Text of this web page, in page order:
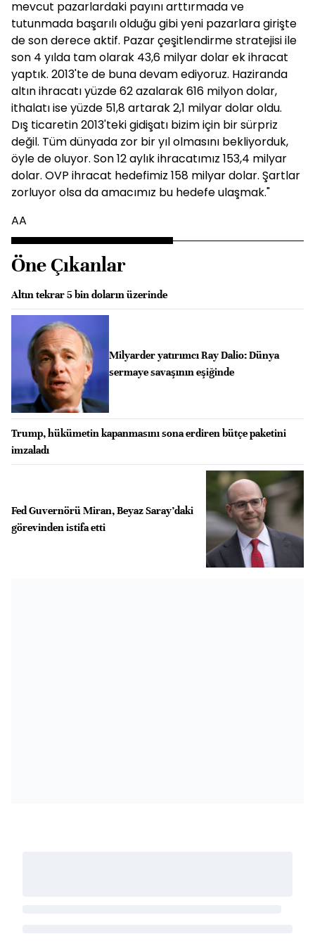
mevcut pazarlardaki payını arttırmada ve
tutunmada başarılı olduğu gibi yeni pazarlara girişte
de son derece aktif. Pazar çeşitlendirme stratejisi ile
son 4 yılda tam olarak 43,6 milyar dolar ek ihracat
yaptık. 2013'te de buna devam ediyoruz. Haziranda
altın ihracatı yüzde 62 azalarak 616 milyon dolar,
ithalatı ise yüzde 51,8 artarak 2,1 milyar dolar oldu.
Dış ticaretin 2013'teki gidişatı bizim için bir sürpriz
değil. Tüm dünyada zor bir yıl olmasını bekliyorduk,
öyle de oluyor. Son 12 aylık ihracatımız 153,4 milyar
dolar. OVP ihracat hedefimiz 158 milyar dolar. Şartlar
zorluyor olsa da amacımız bu hedefe ulaşmak."
AA
Öne Çıkanlar
Altın tekrar 5 bin doların üzerinde
Milyarder yatırımcı Ray Dalio: Dünya
sermaye savaşının eşiğinde
Trump, hükümetin kapanmasını sona erdiren bütçe paketini
imzaladı
Fed Guvernörü Miran, Beyaz Saray’daki
görevinden istifa etti